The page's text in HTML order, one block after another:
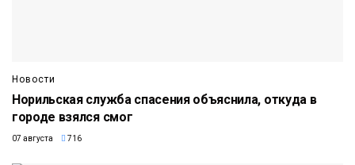
Новости
Норильская служба спасения объяснила, откуда в
городе взялся смог
07 августа 716